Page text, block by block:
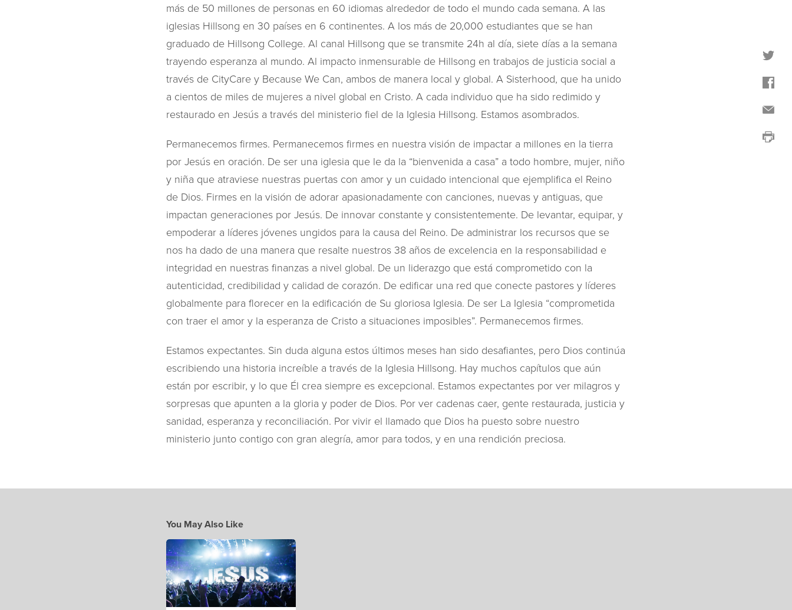
más de 50 millones de personas en 60 idiomas alrededor de todo el mundo cada semana. A las
iglesias Hillsong en 30 países en 6 continentes. A los más de 20,000 estudiantes que se han
graduado de Hillsong College. Al canal Hillsong que se transmite 24h al día, siete días a la semana
trayendo esperanza al mundo. Al impacto inmensurable de Hillsong en trabajos de justicia social a
través de CityCare y Because We Can, ambos de manera local y global. A Sisterhood, que ha unido
a cientos de miles de mujeres a nivel global en Cristo. A cada individuo que ha sido redimido y
restaurado en Jesús a través del ministerio fiel de la Iglesia Hillsong. Estamos asombrados.
Permanecemos firmes. Permanecemos firmes en nuestra visión de impactar a millones en la tierra
por Jesús en oración. De ser una iglesia que le da la “bienvenida a casa” a todo hombre, mujer, niño
y niña que atraviese nuestras puertas con amor y un cuidado intencional que ejemplifica el Reino
de Dios. Firmes en la visión de adorar apasionadamente con canciones, nuevas y antiguas, que
impactan generaciones por Jesús. De innovar constante y consistentemente. De levantar, equipar, y
empoderar a líderes jóvenes ungidos para la causa del Reino. De administrar los recursos que se
nos ha dado de una manera que resalte nuestros 38 años de excelencia en la responsabilidad e
integridad en nuestras finanzas a nivel global. De un liderazgo que está comprometido con la
autenticidad, credibilidad y calidad de corazón. De edificar una red que conecte pastores y líderes
globalmente para florecer en la edificación de Su gloriosa Iglesia. De ser La Iglesia “comprometida
con traer el amor y la esperanza de Cristo a situaciones imposibles”. Permanecemos firmes.
Estamos expectantes. Sin duda alguna estos últimos meses han sido desafiantes, pero Dios continúa
escribiendo una historia increíble a través de la Iglesia Hillsong. Hay muchos capítulos que aún
están por escribir, y lo que Él crea siempre es excepcional. Estamos expectantes por ver milagros y
sorpresas que apunten a la gloria y poder de Dios. Por ver cadenas caer, gente restaurada, justicia y
sanidad, esperanza y reconciliación. Por vivir el llamado que Dios ha puesto sobre nuestro
ministerio junto contigo con gran alegría, amor para todos, y en una rendición preciosa.
You May Also Like